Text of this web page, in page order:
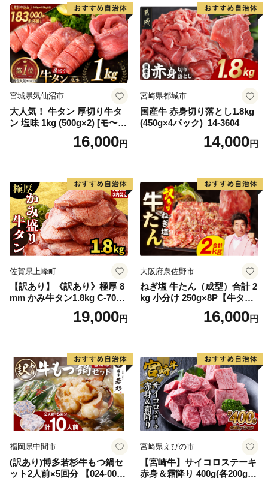
宮城県気仙沼市
大人気！ 牛タン 厚切り牛タ
ン 塩味 1kg (500g×2) [モ〜ラ
ンド 宮城県 気仙沼市 205646
60] 肉 牛肉 精肉 牛たん 牛タ
厚切り タン
16,000円
宮崎県都城市
国産牛 赤身切り落とし1.8kg
(450g×4パック)_14-3604
14,000円
佐賀県上峰町
【訳あり】《訳あり》極厚 8
mm かみ牛タン1.8kg C-709-
19,000円
大阪府泉佐野市
ねぎ塩 牛たん（成型）合計 2
kg 小分け 250g×8P【牛タン
牛肉 焼肉用 薄切り 訳あり サ
16,000円
福岡県中間市
(訳あり)博多若杉牛もつ鍋セ
ット2人前×5回分 【024-002
宮崎県えびの市
【宮崎牛】サイコロステーキ
赤身＆霜降り 400g(各200g×